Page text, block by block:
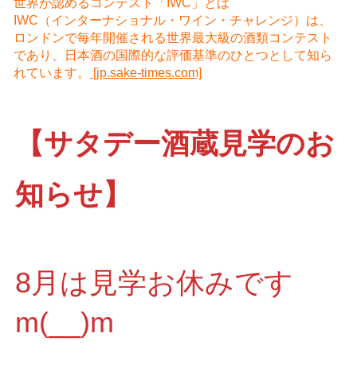
IWC（インターナショナル・ワイン・チャレンジ）は、
ロンドンで毎年開催される世界最大級の酒類コンテスト
であり、日本酒の国際的な評価基準のひとつとして知ら
れています。
[jp.sake-times.com]
【サタデー酒蔵見学のお
知らせ】
8月は見学お休みです
m(__)m